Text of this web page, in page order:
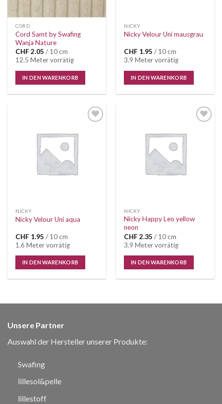
CORD
Cord Samt by Swafing
Wanja Nature
CHF 2.05 / 10 cm
12.5 Meter vorrätig
IN DEN WARENKORB
NICKY
Nicky Velour Uni mausgrau
CHF 1.95 / 10 cm
3.9 Meter vorrätig
IN DEN WARENKORB
NICKY
Nicky Velour Uni aqua
CHF 1.95 / 10 cm
1.6 Meter vorrätig
IN DEN WARENKORB
NICKY
Nicky Happy Leo yellow
neon
CHF 2.35 / 10 cm
3.9 Meter vorrätig
IN DEN WARENKORB
Unsere Partner
Auswahl der Hersteller unserer Produkte:
Swafing
lillesol&pelle
lillestoff